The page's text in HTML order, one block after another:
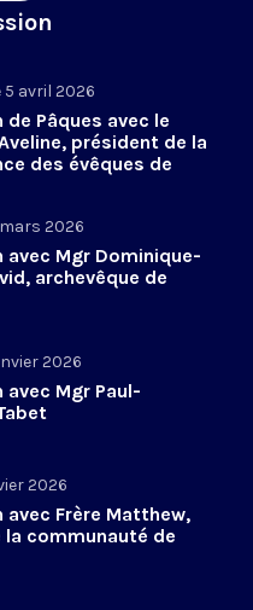
avril 2026
de Pâques avec le
président de la
des évêques de
mars 2026
avec Mgr Dominique-
archevêque de
2026
avec Mgr Paul-
2026
avec Frère Matthew,
la communauté de